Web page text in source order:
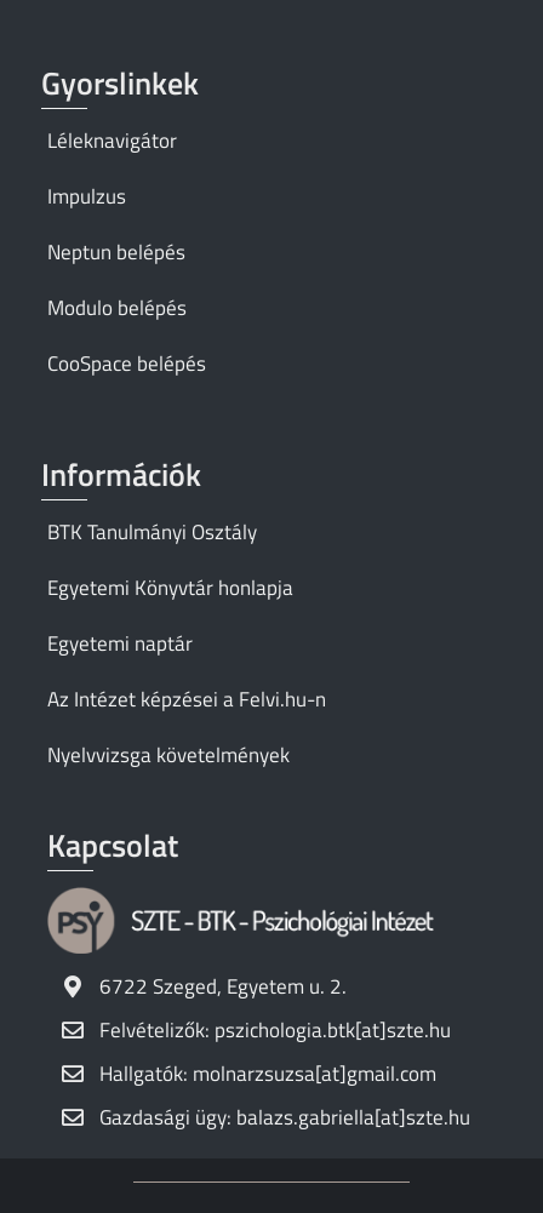
Gyorslinkek
Léleknavigátor
Impulzus
Neptun belépés
Modulo belépés
CooSpace belépés
Információk
BTK Tanulmányi Osztály
Egyetemi Könyvtár honlapja
Egyetemi naptár
Az Intézet képzései a Felvi.hu-n
Nyelvvizsga követelmények
Kapcsolat
6722 Szeged, Egyetem u. 2.
Felvételizők: pszichologia.btk[at]szte.hu
Hallgatók: molnarzsuzsa[at]gmail.com
Gazdasági ügy: balazs.gabriella[at]szte.hu